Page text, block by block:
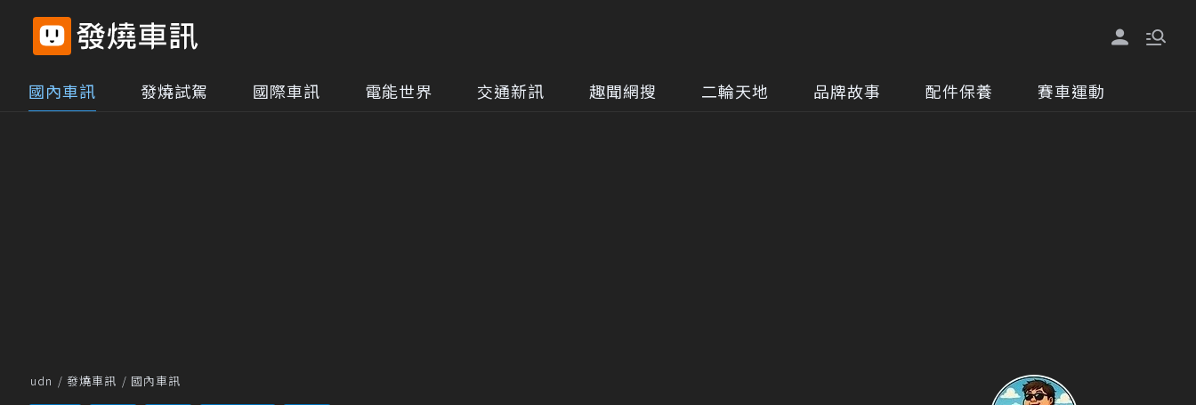
國內車訊 發燒試駕 國際車訊 電能世界 交通新訊 趣聞網搜 二輪天地 品牌故事 配件保養 賽車運動
udn 發燒車訊 國內車訊